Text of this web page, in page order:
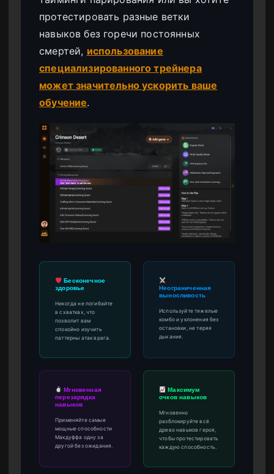
протестировать разные ветки
навыков без горечи постоянных
смертей, использование
специализированного трейнера
может значительно ускорить ваше
обучение.
Бесконечное
здоровье
Никогда не погибайте
в схватках, что
позволит вам
спокойно изучить
паттерны атак врага.
Неограниченная
выносливость
Используйте тяжелые
комбо и уклонения без
остановки, не теряя
дыхания.
Мгновенная
перезарядка
навыков
Применяйте самые
мощные способности
Макдуффа одну за
другой без ожидания.
Максимум
очков навыков
Мгновенно
разблокируйте всё
древо навыков героя,
чтобы протестировать
каждую способность.